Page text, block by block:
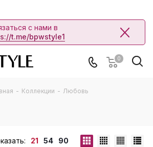
с нами в
t.me/bpwstyle1
0
- Коллекции - Любовь
21 54 90